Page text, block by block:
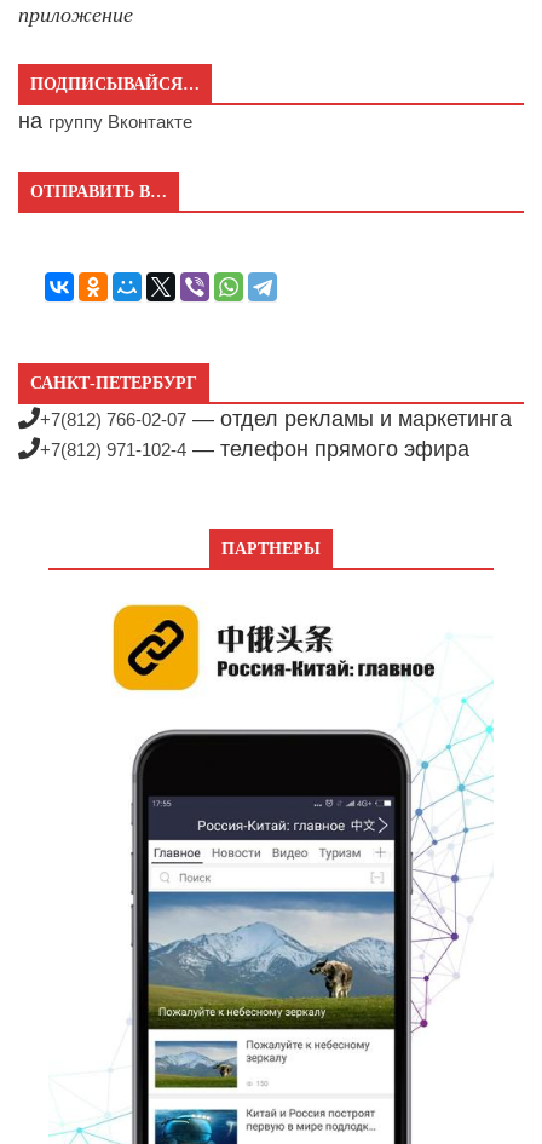
приложение
ПОДПИСЫВАЙСЯ…
на группу Вконтакте
ОТПРАВИТЬ В…
САНКТ-ПЕТЕРБУРГ
+7(812) 766-02-07 — отдел рекламы и маркетинга
+7(812) 971-102-4 — телефон прямого эфира
ПАРТНЕРЫ